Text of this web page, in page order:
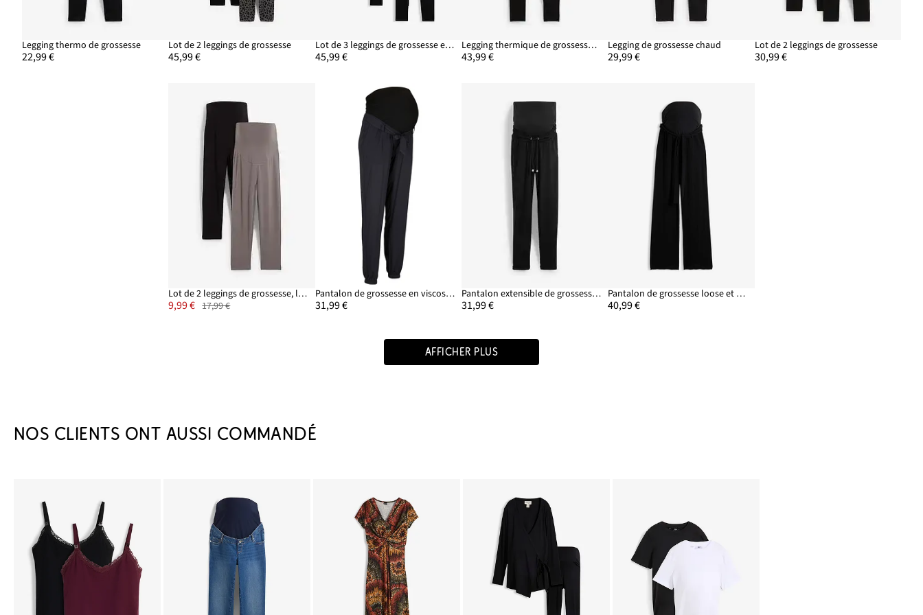
Legging thermo de grossesse
22,99 €
Lot de 2 leggings de grossesse
45,99 €
Lot de 3 leggings de grossesse en coton
45,99 €
Legging thermique de grossesse, Slim Fit
43,99 €
Legging de grossesse chaud
29,99 €
Lot de 2 leggings de grossesse
30,99 €
Lot de 2 leggings de grossesse, longueur 3/4
9,99 € 17,99 €
Pantalon de grossesse en viscose légère, loose
31,99 €
Pantalon extensible de grossesse, Punto di Roma
31,99 €
Pantalon de grossesse loose et confortable en crêpe de viscose
40,99 €
AFFICHER PLUS
NOS CLIENTS ONT AUSSI COMMANDÉ